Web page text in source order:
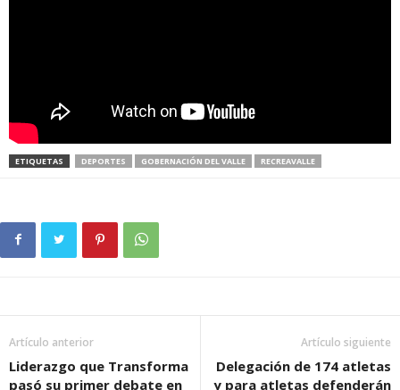
ETIQUETAS DEPORTES GOBERNACIÓN DEL VALLE RECREAVALLE
Artículo anterior
Liderazgo que Transforma
pasó su primer debate en
Artículo siguiente
Delegación de 174 atletas
y para atletas defenderán